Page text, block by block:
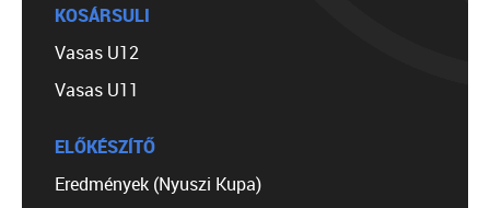
KOSÁRSULI
Vasas U12
Vasas U11
ELŐKÉSZÍTŐ
Eredmények (Nyuszi Kupa)